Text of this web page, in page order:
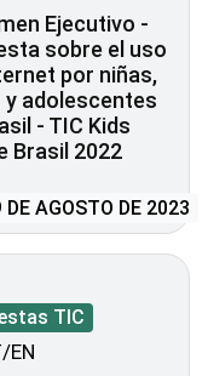
Ejecutivo -
sobre el uso
por niñas,
y adolescentes
- TIC Kids
Brasil 2022
DE AGOSTO DE 2023
TIC
EN